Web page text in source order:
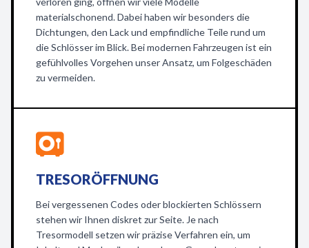
materialschonend. Dabei haben wir besonders die
Dichtungen, den Lack und empfindliche Teile rund um
die Schlösser im Blick. Bei modernen Fahrzeugen ist ein
gefühlvolles Vorgehen unser Ansatz, um Folgeschäden
zu vermeiden.
TRESORÖFFNUNG
Bei vergessenen Codes oder blockierten Schlössern
stehen wir Ihnen diskret zur Seite. Je nach
Tresormodell setzen wir präzise Verfahren ein, um